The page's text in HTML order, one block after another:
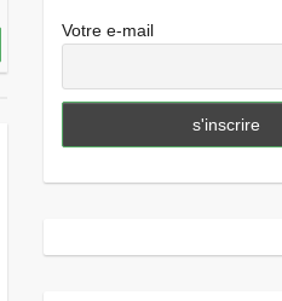
Votre e-mail